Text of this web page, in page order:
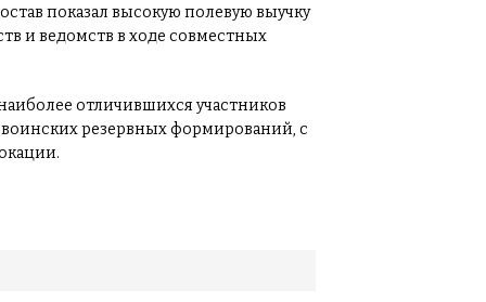
показал высокую полевую выучку
и ведомств в ходе совместных
отличившихся участников
резервных формирований, с